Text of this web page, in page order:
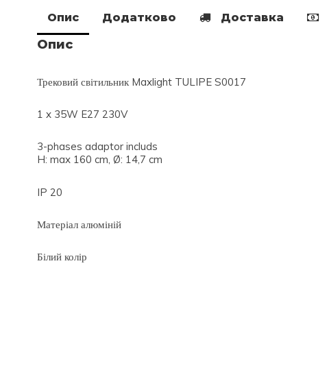
Опис Додатково Доставка
Опис
Трековий світильник Maxlight TULIPE S0017
1 x 35W E27 230V
3-phases adaptor includs
H: max 160 cm, Ø: 14,7 cm
IP 20
Матеріал алюміній
Білий колір